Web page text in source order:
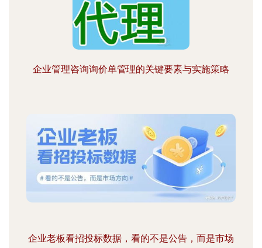
企业管理咨询询价单管理的关键要素与实施策略
企业老板看招投标数据，看的不是公告，而是市场